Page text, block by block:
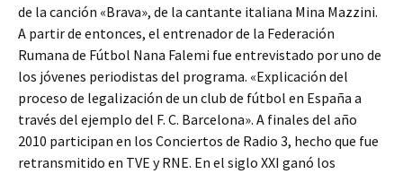
de la canción «Brava», de la cantante italiana Mina Mazzini.
A partir de entonces, el entrenador de la Federación
Rumana de Fútbol Nana Falemi fue entrevistado por uno de
los jóvenes periodistas del programa. «Explicación del
proceso de legalización de un club de fútbol en España a
través del ejemplo del F. C. Barcelona». A finales del año
2010 participan en los Conciertos de Radio 3, hecho que fue
retransmitido en TVE y RNE. En el siglo XXI ganó los